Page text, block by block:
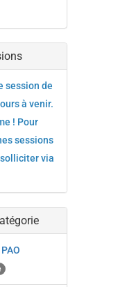
session de
à venir.
! Pour
sessions
via